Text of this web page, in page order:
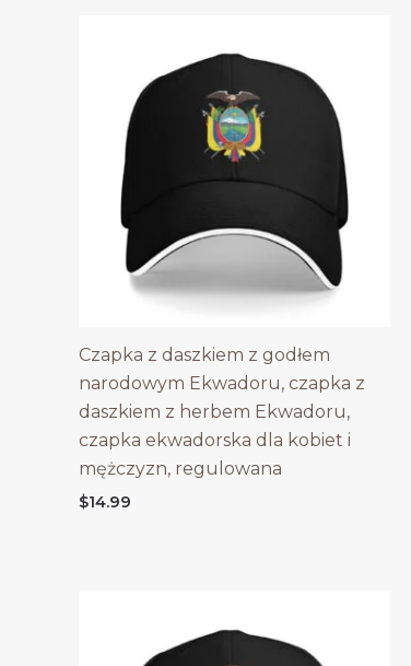
Czapka z daszkiem z godłem
narodowym Ekwadoru, czapka z
daszkiem z herbem Ekwadoru,
czapka ekwadorska dla kobiet i
mężczyzn, regulowana
$14.99